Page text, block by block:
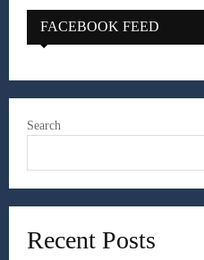
FACEBOOK FEED
Search
Recent Posts